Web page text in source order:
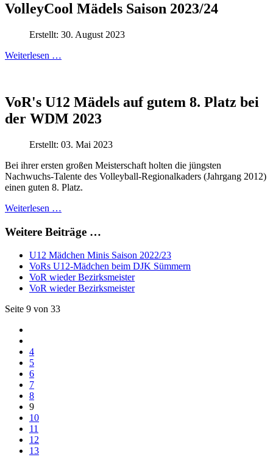
VolleyCool Mädels Saison 2023/24
Erstellt: 30. August 2023
Weiterlesen …
VoR's U12 Mädels auf gutem 8. Platz bei
der WDM 2023
Erstellt: 03. Mai 2023
Bei ihrer ersten großen Meisterschaft holten die jüngsten
Nachwuchs-Talente des Volleyball-Regionalkaders (Jahrgang 2012)
einen guten 8. Platz.
Weiterlesen …
Weitere Beiträge …
U12 Mädchen Minis Saison 2022/23
VoRs U12-Mädchen beim DJK Sümmern
VoR wieder Bezirksmeister
VoR wieder Bezirksmeister
Seite 9 von 33
4
5
6
7
8
9
10
11
12
13